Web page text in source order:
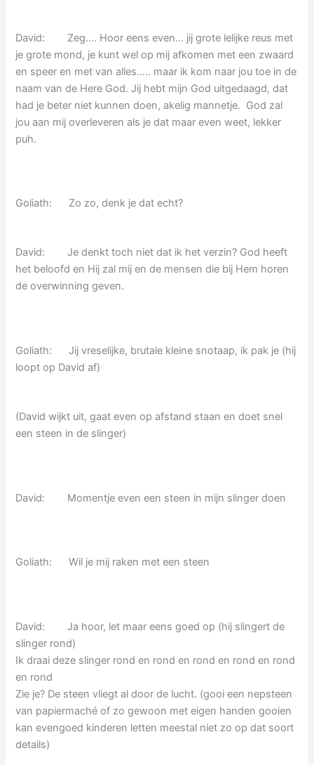
David: Zeg…. Hoor eens even… jij grote lelijke reus met
je grote mond, je kunt wel op mij afkomen met een zwaard
en speer en met van alles….. maar ik kom naar jou toe in de
naam van de Here God. Jij hebt mijn God uitgedaagd, dat
had je beter niet kunnen doen, akelig mannetje. God zal
jou aan mij overleveren als je dat maar even weet, lekker
puh.
Goliath: Zo zo, denk je dat echt?
David: Je denkt toch niet dat ik het verzin? God heeft
het beloofd en Hij zal mij en de mensen die bij Hem horen
de overwinning geven.
Goliath: Jij vreselijke, brutale kleine snotaap, ik pak je (hij
loopt op David af)
(David wijkt uit, gaat even op afstand staan en doet snel
een steen in de slinger)
David: Momentje even een steen in mijn slinger doen
Goliath: Wil je mij raken met een steen
David: Ja hoor, let maar eens goed op (hij slingert de
slinger rond)
Ik draai deze slinger rond en rond en rond en rond en rond
en rond
Zie je? De steen vliegt al door de lucht. (gooi een nepsteen
van papiermaché of zo gewoon met eigen handen gooien
kan evengoed kinderen letten meestal niet zo op dat soort
details)